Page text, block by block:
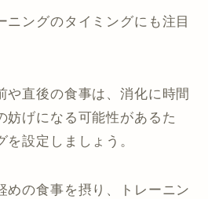
ニングのタイミングにも注目
や直後の食事は、消化に時間
妨げになる可能性があるた
設定しましょう。
めの食事を摂り、トレーニン